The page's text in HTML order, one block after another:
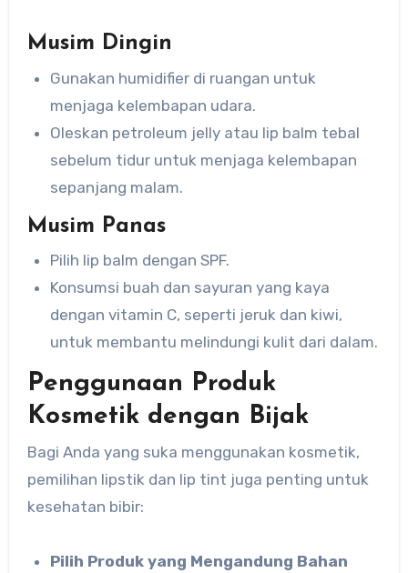
Musim Dingin
Gunakan humidifier di ruangan untuk
menjaga kelembapan udara.
Oleskan petroleum jelly atau lip balm tebal
sebelum tidur untuk menjaga kelembapan
sepanjang malam.
Musim Panas
Pilih lip balm dengan SPF.
Konsumsi buah dan sayuran yang kaya
dengan vitamin C, seperti jeruk dan kiwi,
untuk membantu melindungi kulit dari dalam.
Penggunaan Produk
Kosmetik dengan Bijak
Bagi Anda yang suka menggunakan kosmetik,
pemilihan lipstik dan lip tint juga penting untuk
kesehatan bibir:
Pilih Produk yang Mengandung Bahan